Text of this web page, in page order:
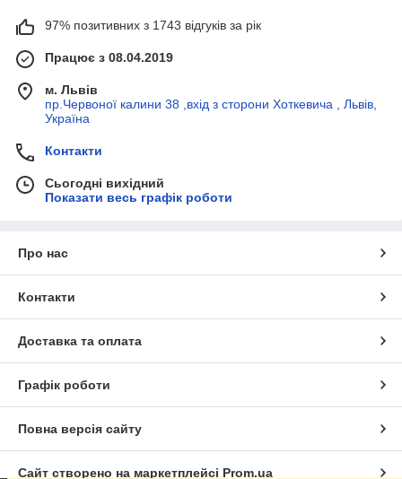
97% позитивних з 1743 відгуків за рік
Працює з 08.04.2019
м. Львів
пр.Червоної калини 38 ,вхід з сторони Хоткевича , Львів,
Україна
Контакти
Сьогодні вихідний
Показати весь графік роботи
Про нас
Контакти
Доставка та оплата
Графік роботи
Повна версія сайту
Сайт створено на маркетплейсі Prom.ua